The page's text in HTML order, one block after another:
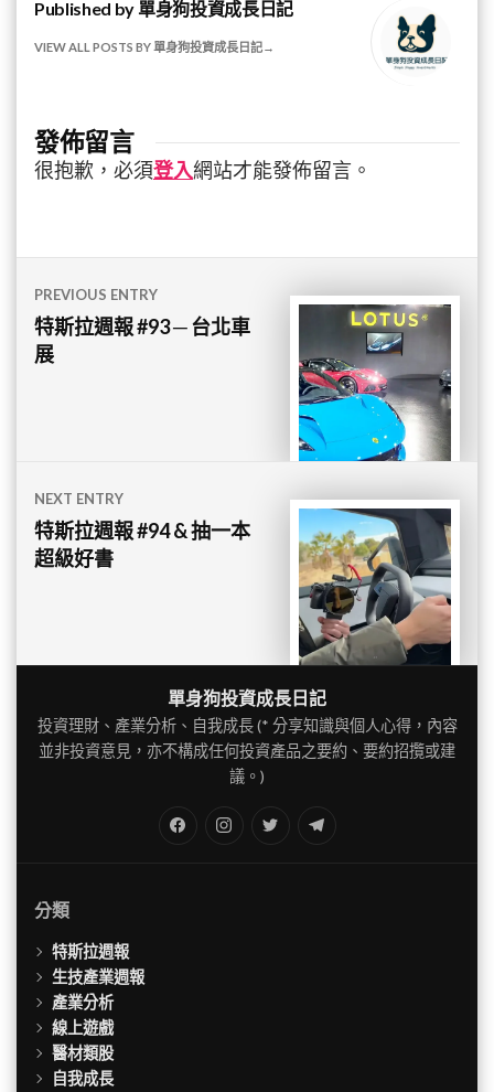
Published by 單身狗投資成長日記
VIEW ALL POSTS BY 單身狗投資成長日記
發佈留言
很抱歉，必須登入網站才能發佈留言。
文
章
導
PREVIOUS ENTRY
特斯拉週報 #93 ─ 台北車
展
NEXT ENTRY
特斯拉週報 #94 & 抽一本
超級好書
單身狗投資成長日記
投資理財、產業分析、自我成長 (* 分享知識與個人心得，內容
並非投資意見，亦不構成任何投資產品之要約、要約招攬或建
議。)
Twitter
分類
特斯拉週報
生技產業週報
產業分析
線上遊戲
醫材類股
自我成長